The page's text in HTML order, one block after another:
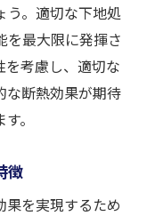
う。適切な下地処
を最大限に発揮さ
考慮し、適切な
な断熱効果が期待
。
徴
を実現するため